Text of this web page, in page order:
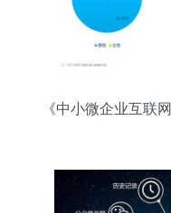
《中小微企业互联